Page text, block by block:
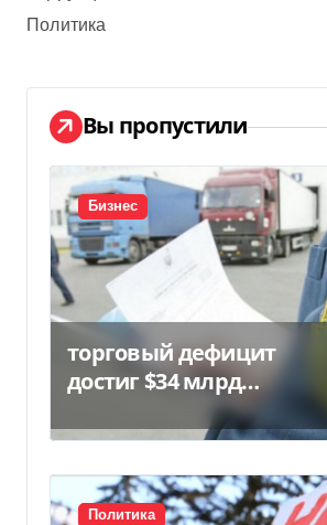
Политика
Вы пропустили
Бизнес
торговый дефицит
достиг $34 млрд…
Политика